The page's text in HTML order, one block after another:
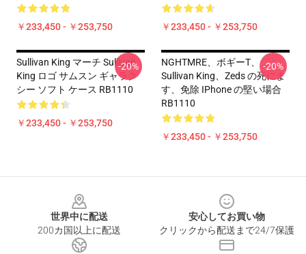
￥233,450 - ￥253,750 ￥233,450 - ￥253,750
Sullivan King マーチ Sullivan
King ロゴ サムスン ギャラク
シー ソフト ケース RB1110
￥233,450 - ￥253,750
-20%
NGHTMRE、ボギーT、
Sullivan King、Zeds の死にま
す、免除 IPhone の堅い場合
RB1110
￥233,450 - ￥253,750
-20%
世界中に配送
200カ国以上に配送
安心してお買い物
クリックから配送まで24/7保護